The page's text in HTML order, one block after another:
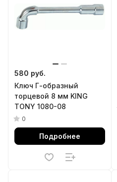
580 руб.
Ключ Г-образный
торцевой 8 мм KING
TONY 1080-08
0
Подробнее